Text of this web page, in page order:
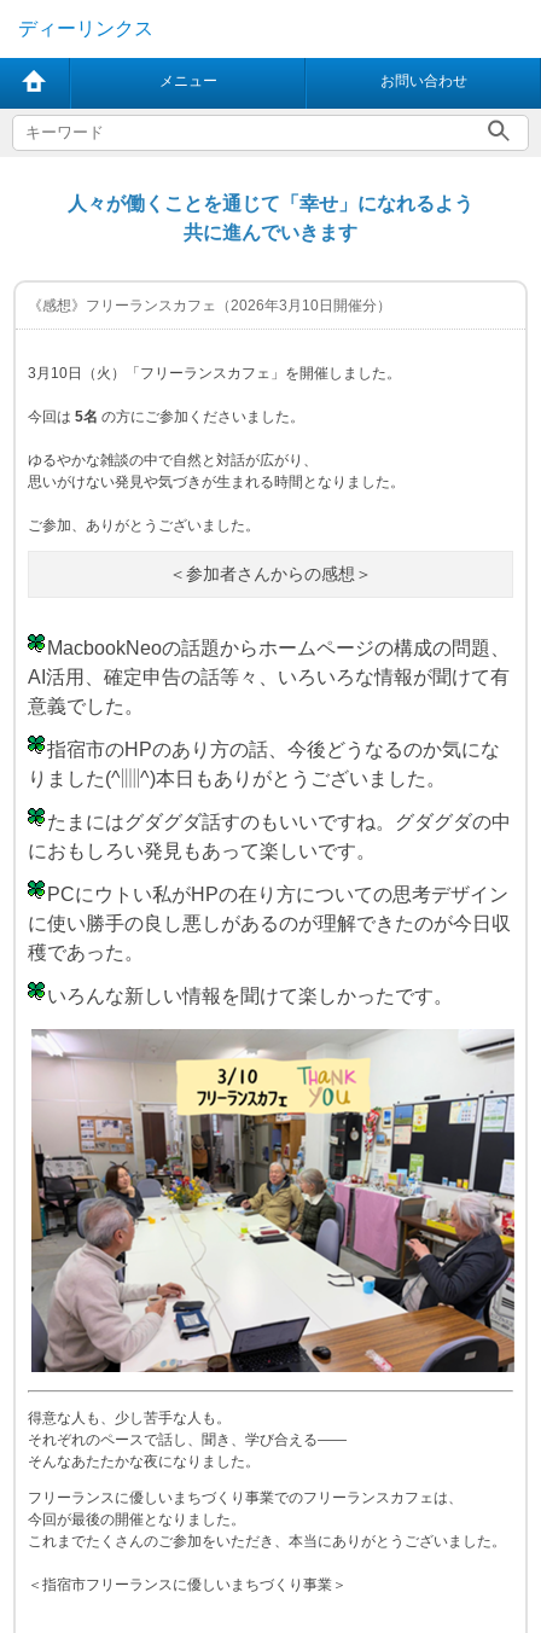
ディーリンクス
メニュー お問い合わせ
人々が働くことを通じて「幸せ」になれるよう
共に進んでいきます
《感想》フリーランスカフェ（2026年3月10日開催分）
3月10日（火）「フリーランスカフェ」を開催しました。
今回は5名 の方にご参加くださいました。
ゆるやかな雑談の中で自然と対話が広がり、
思いがけない発見や気づきが生まれる時間となりました。
ご参加、ありがとうございました。
＜参加者さんからの感想＞
MacbookNeoの話題からホームページの構成の問題、
AI活用、確定申告の話等々、いろいろな情報が聞けて有
意義でした。
指宿市のHPのあり方の話、今後どうなるのか気にな
りました(^▥^)本日もありがとうございました。
たまにはグダグダ話すのもいいですね。グダグダの中
におもしろい発見もあって楽しいです。
PCにウトい私がHPの在り方についての思考デザイン
に使い勝手の良し悪しがあるのが理解できたのが今日収
穫であった。
いろんな新しい情報を聞けて楽しかったです。
得意な人も、少し苦手な人も。
それぞれのペースで話し、聞き、学び合える――
そんなあたたかな夜になりました。
フリーランスに優しいまちづくり事業でのフリーランスカフェは、
今回が最後の開催となりました。
これまでたくさんのご参加をいただき、本当にありがとうございました。
＜指宿市フリーランスに優しいまちづくり事業＞